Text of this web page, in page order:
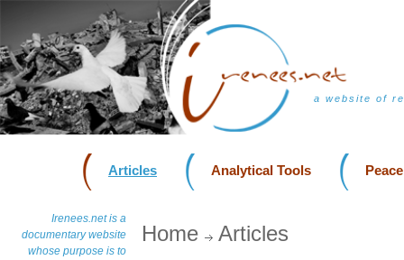
a website of
Articles Analytical Tools
Irenees.net is a
documentary website
whose purpose is to
Home Articles